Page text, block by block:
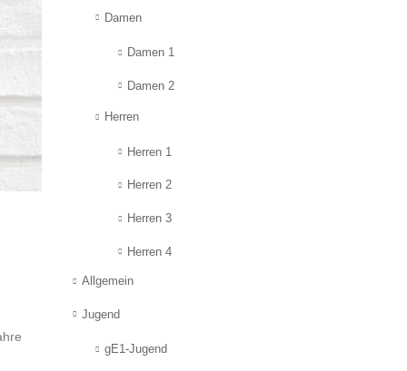
Damen
Damen 1
Damen 2
Herren
Herren 1
Herren 2
Herren 3
Herren 4
Allgemein
Jugend
gE1-Jugend